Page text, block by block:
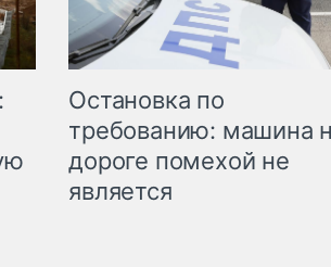
Остановка по
требованию: машина
дороге помехой не
является